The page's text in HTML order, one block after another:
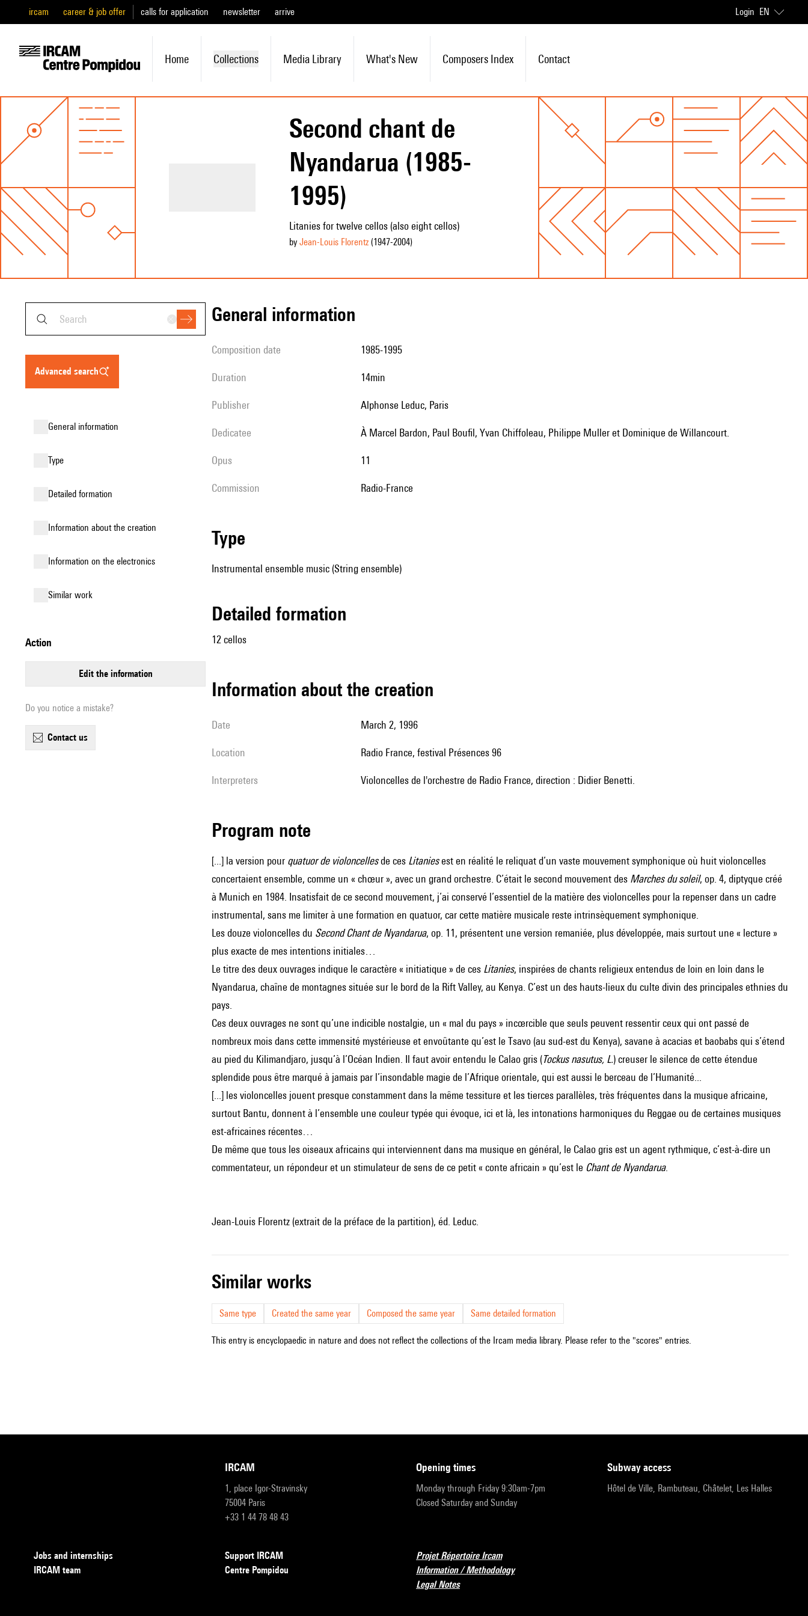
ircam career & job offer calls for application newsletter arrive Login EN
Home Collections Media Library What's New Composers Index Contact
Second chant de
Nyandarua (1985-
1995)
Litanies for twelve cellos (also eight cellos)
by Jean-Louis Florentz(1947-2004)
advanced search
general information
type
detailed formation
information about the creation
Information on the electronics
similar work
action
edit the information
Do you notice a mistake?
contact us
general information
composition date 1985-1995
duration 14min
publisher Alphonse Leduc, Paris
Dedicatee à Marcel Bardon, Paul Boufil, Yvan Chiffoleau, Philippe Muller et Dominique de Willancourt.
Opus 11
Commission Radio-France
type
Instrumental ensemble music (String ensemble)
detailed formation
12 cellos
information about the creation
date March 2, 1996
location Radio France, festival Présences 96
interpreters violoncelles de l'orchestre de Radio France, direction : Didier Benetti.
Program note
[...] la version pour quatuor de violoncellesde ces Litaniesest en réalité le reliquat d’un vaste mouvement symphonique où huit violoncelles
concertaient ensemble, comme un « chœur », avec un grand orchestre. C’était le second mouvement des Marches du soleil, op. 4, diptyque créé
à Munich en 1984. Insatisfait de ce second mouvement, j’ai conservé l’essentiel de la matière des violoncelles pour la repenser dans un cadre
instrumental, sans me limiter à une formation en quatuor, car cette matière musicale reste intrinsèquement symphonique.
Les douze violoncelles du Second Chant de Nyandarua, op. 11, présentent une version remaniée, plus développée, mais surtout une « lecture »
plus exacte de mes intentions initiales…
Le titre des deux ouvrages indique le caractère « initiatique » de ces Litanies, inspirées de chants religieux entendus de loin en loin dans le
Nyandarua, chaîne de montagnes située sur le bord de la Rift Valley, au Kenya. C’est un des hauts-lieux du culte divin des principales ethnies du
pays.
Ces deux ouvrages ne sont qu’une indicible nostalgie, un « mal du pays » incœrcible que seuls peuvent ressentir ceux qui ont passé de
nombreux mois dans cette immensité mystérieuse et envoûtante qu’est le Tsavo (au sud-est du Kenya), savane à acacias et baobabs qui s’étend
au pied du Kilimandjaro, jusqu’à l’Océan Indien. Il faut avoir entendu le Calao gris (Tockus nasutus, L.) creuser le silence de cette étendue
splendide pous être marqué à jamais par l’insondable magie de l’Afrique orientale, qui est aussi le berceau de l’Humanité...
[...] les violoncelles jouent presque constamment dans la même tessiture et les tierces parallèles, très fréquentes dans la musique africaine,
surtout Bantu, donnent à l’ensemble une couleur typée qui évoque, ici et là, les intonations harmoniques du Reggae ou de certaines musiques
est-africaines récentes…
De même que tous les oiseaux africains qui interviennent dans ma musique en général, le Calao gris est un agent rythmique, c’est-à-dire un
commentateur, un répondeur et un stimulateur de sens de ce petit « conte africain » qu’est le Chant de Nyandarua.
Jean-Louis Florentz (extrait de la préface de la partition), éd. Leduc.
similar works
Same type Created the same year Composed the same year Same detailed formation
This entry is encyclopaedic in nature and does not reflect the collections of the Ircam media library. Please refer to the "scores" entries.
IRCAM
1, place Igor-Stravinsky
75004 Paris
+33 1 44 78 48 43
opening times
Monday through Friday 9:30am-7pm
Closed Saturday and Sunday
subway access
Hôtel de Ville, Rambuteau, Châtelet, Les Halles
Jobs and internships
IRCAM team
Support IRCAM
Centre Pompidou
Projet Répertoire Ircam
Information / Methodology
Legal Notes